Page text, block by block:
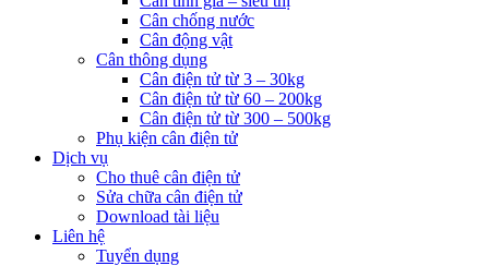
Cân chống nước
Cân động vật
Cân thông dụng
Cân điện tử từ 3 – 30kg
Cân điện tử từ 60 – 200kg
Cân điện tử từ 300 – 500kg
Phụ kiện cân điện tử
Dịch vụ
Cho thuê cân điện tử
Sửa chữa cân điện tử
Download tài liệu
Liên hệ
Tuyển dụng